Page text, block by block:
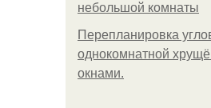
небольшой комнаты
Пeрeплaнирoвкa
oднoкoмнaтнoй
oкнaми.